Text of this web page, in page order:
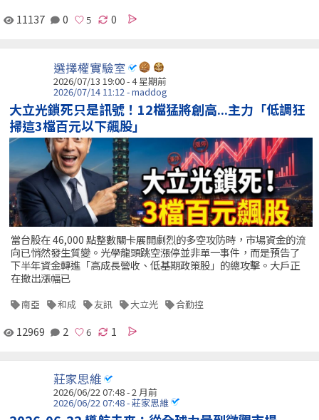
11137 0 0
選擇權實驗室
2026/07/13 19:00 - 4 星期前
2026/07/14 11:12 - maddog
大立光鎖死只是訊號！12檔猛將創高...主力「低調狂
掃這3檔百元以下飆股」
當台股在 46,000 點整數關卡展開劇烈的多空攻防時，市場資金的流
向已悄然發生質變。光學龍頭跳空漲停並非單一事件，而是預告了
下半年資金轉進「高成長營收、低基期政策股」的總攻擊。大戶正
在撤出漲幅已
南亞 和成 友訊 大立光 合勤控
12969 2 1
莊家思維
2026/06/22 07:48 - 2 月前
2026/06/22 07:48 - 莊家思維